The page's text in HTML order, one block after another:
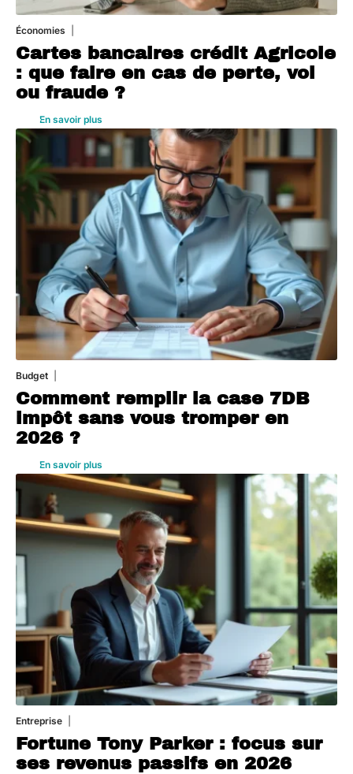
Économies
Cartes bancaires crédit Agricole
: que faire en cas de perte, vol
ou fraude ?
En savoir plus
Budget
Comment remplir la case 7DB
impôt sans vous tromper en
2026 ?
En savoir plus
Entreprise
Fortune Tony Parker : focus sur
ses revenus passifs en 2026